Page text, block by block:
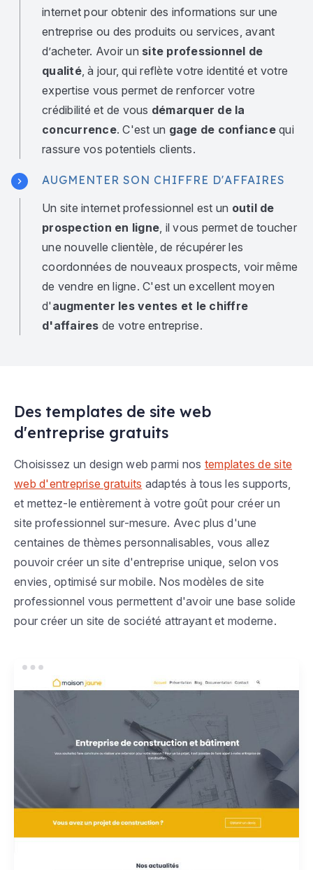
internet pour obtenir des informations sur une
entreprise ou des produits ou services, avant
d’acheter. Avoir un site professionnel de
qualité, à jour, qui reflète votre identité et votre
expertise vous permet de renforcer votre
crédibilité et de vous démarquer de la
concurrence. C'est un gage de confiancequi
rassure vos potentiels clients.
AUGMENTER SON CHIFFRE D'AFFAIRES
Un site internet professionnel est un outil de
prospection en ligne , il vous permet de toucher
une nouvelle clientèle, de récupérer les
coordonnées de nouveaux prospects, voir même
de vendre en ligne. C'est un excellent moyen
d'augmenter les ventes et le chiffre
d'affaires de votre entreprise.
Des templates de site web
d'entreprise gratuits
Choisissez un design web parmi nos templates de site
web d'entreprise gratuits adaptés à tous les supports,
et mettez-le entièrement à votre goût pour créer un
site professionnel sur-mesure. Avec plus d'une
centaines de thèmes personnalisables, vous allez
pouvoir créer un site d'entreprise unique, selon vos
envies, optimisé sur mobile. Nos modèles de site
professionnel vous permettent d'avoir une base solide
pour créer un site de société attrayant et moderne.